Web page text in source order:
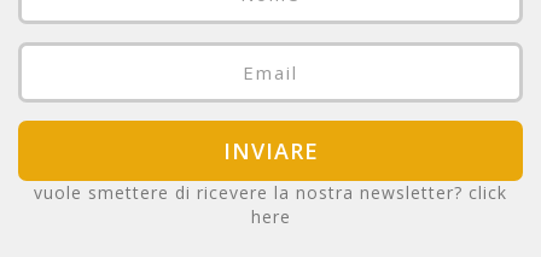
INVIARE
vuole smettere di ricevere la nostra newsletter? click
here